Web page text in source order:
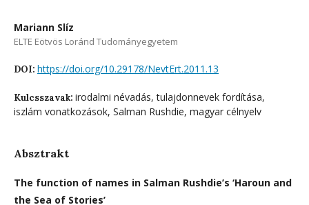
Mariann Slíz
ELTE Eötvös Loránd Tudományegyetem
DOI: https://doi.org/10.29178/NevtErt.2011.13
Kulcsszavak: irodalmi névadás, tulajdonnevek fordítása,
iszlám vonatkozások, Salman Rushdie, magyar célnyelv
Absztrakt
The function of names in Salman Rushdie’s ‘Haroun and
the Sea of Stories’